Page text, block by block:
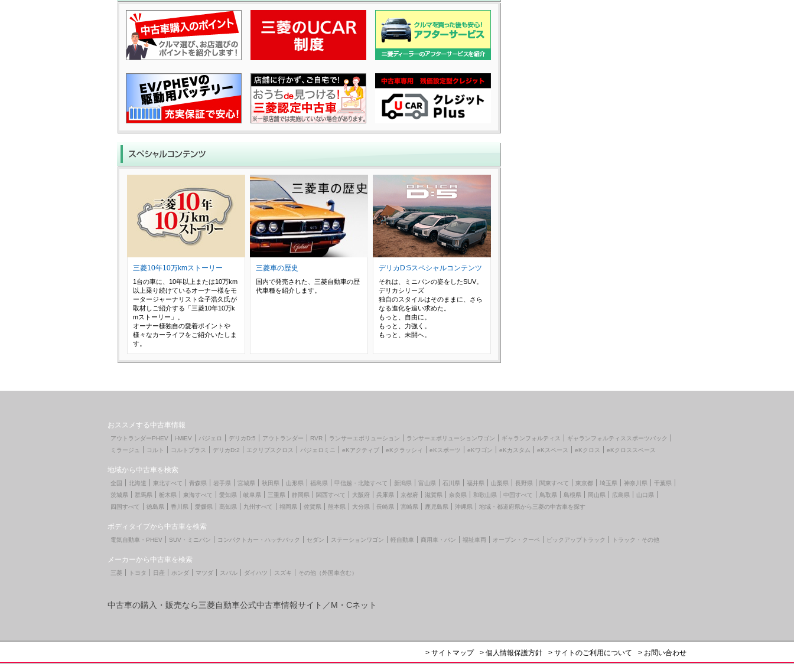
三菱10年10万kmストーリー
1台の車に、10年以上または10万km
以上乗り続けているオーナー様をモ
ータージャーナリスト金子浩久氏が
取材しご紹介する「三菱10年10万k
mストーリー」。
オーナー様独自の愛着ポイントや
様々なカーライフをご紹介いたしま
す。
三菱車の歴史
国内で発売された、三菱自動車の歴
代車種を紹介します。
デリカD:5スペシャルコンテンツ
それは、ミニバンの姿をしたSUV。
デリカシリーズ
独自のスタイルはそのままに、さら
なる進化を追い求めた。
もっと、自由に。
もっと、力強く。
もっと、未開へ。
おススメする中古車情報
アウトランダーPHEV i-MiEV パジェロ デリカD:5 アウトランダー RVR ランサーエボリューション ランサーエボリューションワゴン ギャランフォルティス
ギャランフォルティススポーツバック
ミラージュ
コルト コルトプラス デリカD:2 エクリプスクロス パジェロミニ eKアクティブ eKクラッシィ eKスポーツ eKワゴン eKカスタム eKスペース eKクロス eKクロススペース
地域から中古車を検索
全国 北海道 東北すべて 青森県 岩手県 宮城県 秋田県 山形県 福島県 甲信越・北陸すべて 新潟県 富山県 石川県 福井県 山梨県 長野県 関東すべて 東京都 埼玉県 神奈川県
千葉県
茨城県
群馬県 栃木県 東海すべて 愛知県 岐阜県 三重県 静岡県 関西すべて 大阪府 兵庫県 京都府 滋賀県 奈良県 和歌山県 中国すべて 鳥取県 島根県 岡山県 広島県
山口県
四国すべて
徳島県 香川県 愛媛県 高知県 九州すべて 福岡県 佐賀県 熊本県 大分県 長崎県 宮崎県 鹿児島県 沖縄県 地域・都道府県から三菱の中古車を探す
ボディタイプから中古車を検索
電気自動車・PHEV SUV・ミニバン コンパクトカー・ハッチバック セダン ステーションワゴン 軽自動車 商用車・バン 福祉車両 オープン・クーペ ピックアップトラック トラック・その他
メーカーから中古車を検索
三菱 トヨタ 日産 ホンダ マツダ スバル ダイハツ スズキ その他（外国車含む）
中古車の購入・販売なら三菱自動車公式中古車情報サイト／M・Cネット
> サイトマップ > 個人情報保護方針 > サイトのご利用について > お問い合わせ